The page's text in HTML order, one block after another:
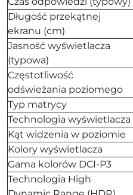
Długość przekątnej
ekranu (cm)
Jasność wyświetlacza
(typowa)
Częstotliwość
odświeżania poziomego
Typ matrycy
Technologia wyświetlacza
Kąt widzenia w poziomie
Kolory wyświetlacza
Gama kolorów DCI-P3
Technologia High